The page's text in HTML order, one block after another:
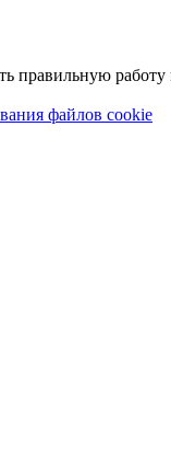
работу
файлов cookie